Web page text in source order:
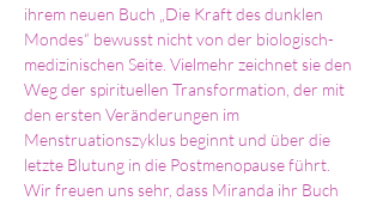
ihrem neuen Buch „Die Kraft des dunklen
Mondes“ bewusst nicht von der biologisch-
medizinischen Seite. Vielmehr zeichnet sie den
Weg der spirituellen Transformation, der mit
den ersten Veränderungen im
Menstruationszyklus beginnt und über die
letzte Blutung in die Postmenopause führt.
Wir freuen uns sehr, dass Miranda ihr Buch